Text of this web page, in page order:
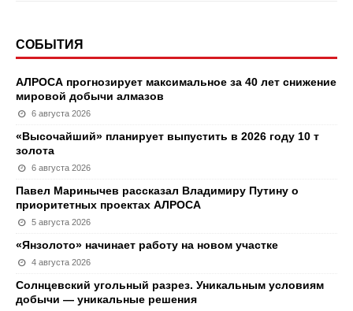
СОБЫТИЯ
АЛРОСА прогнозирует максимальное за 40 лет снижение
мировой добычи алмазов
6 августа 2026
«Высочайший» планирует выпустить в 2026 году 10 т
золота
6 августа 2026
Павел Маринычев рассказал Владимиру Путину о
приоритетных проектах АЛРОСА
5 августа 2026
«Янзолото» начинает работу на новом участке
4 августа 2026
Солнцевский угольный разрез. Уникальным условиям
добычи — уникальные решения